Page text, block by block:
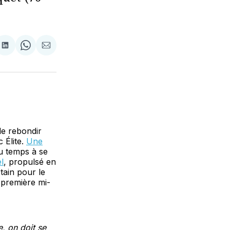
Partager
LinkedIn
Share
WhatsApp
Partager
Courriel
rebondir
Élite. Une
temps à se
, propulsé en
pour le
mi-
on doit se